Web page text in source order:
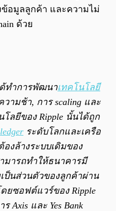
อมูลลูกค้า และความไม่
ด้วย
ด้ทำการพัฒนาเทคโนโลยี
ามช้า, การ scaling และ
ลยีของ Ripple นั้นได้ถูก
ledger ระดับโลกและเครือ
งล้างระบบเดิมของ
มารถทำให้ธนาคารมี
ป็นส่วนตัวของลูกค้าผ่าน
ยซอฟต์แวร์ของ Ripple
Axis และ Yes Bank